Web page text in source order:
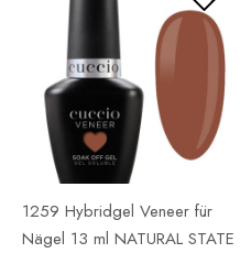
1259 Hybridgel Veneer für
Nägel 13 ml NATURAL STATE